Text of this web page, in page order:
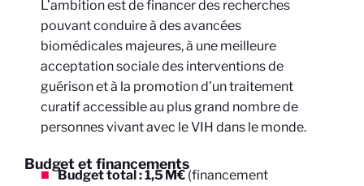
L’ambition est de financer des recherches
pouvant conduire à des avancées
biomédicales majeures, à une meilleure
acceptation sociale des interventions de
guérison et à la promotion d’un traitement
curatif accessible au plus grand nombre de
personnes vivant avec le VIH dans le monde.
Budget et financements
Budget total : 1,5 M€(financement